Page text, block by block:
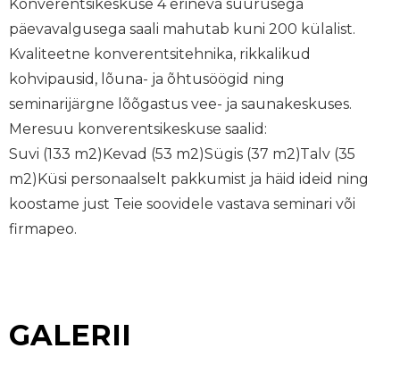
Konverentsikeskuse 4 erineva suurusega
päevavalgusega saali mahutab kuni 200 külalist.
Kvaliteetne konverentsitehnika, rikkalikud
kohvipausid, lõuna- ja õhtusöögid ning
seminarijärgne lõõgastus vee- ja saunakeskuses.
Meresuu konverentsikeskuse saalid:
Suvi (133 m2)Kevad (53 m2)Sügis (37 m2)Talv (35
m2)Küsi personaalselt pakkumist ja häid ideid ning
koostame just Teie soovidele vastava seminari või
firmapeo.
GALERII